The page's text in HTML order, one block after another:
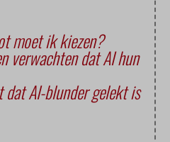
moet ik kiezen?
verwachten dat AI hun
dat AI-blunder gelekt is